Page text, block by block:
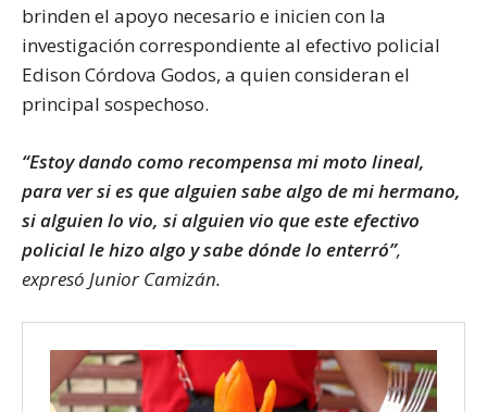
brinden el apoyo necesario e inicien con la
investigación correspondiente al efectivo policial
Edison Córdova Godos, a quien consideran el
principal sospechoso.
“Estoy dando como recompensa mi moto lineal,
para ver si es que alguien sabe algo de mi hermano,
si alguien lo vio, si alguien vio que este efectivo
policial le hizo algo y sabe dónde lo enterró”,
expresó Junior Camizán.